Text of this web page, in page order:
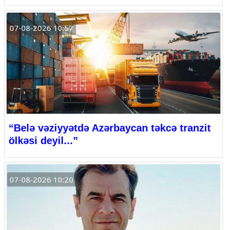
07-08-2026 10:57
“Belə vəziyyətdə Azərbaycan təkcə tranzit
ölkəsi deyil...”
07-08-2026 10:20